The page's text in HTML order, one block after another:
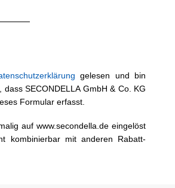
gelesen und bin
SECONDELLA GmbH & Co. KG
Formular erfasst.
auf www.secondella.de eingelöst
kombinierbar mit anderen Rabatt-